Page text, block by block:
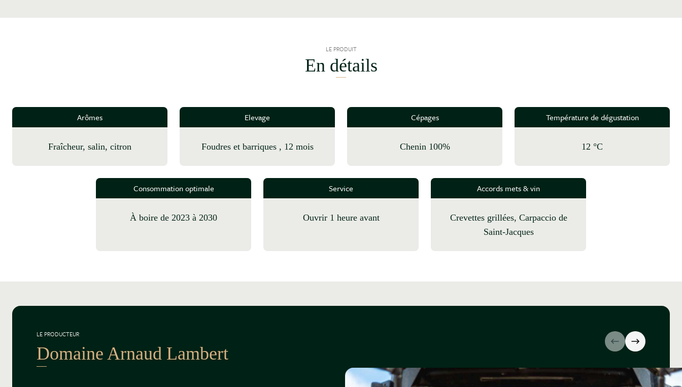
LE PRODUIT
En détails
Arômes
fraîcheur, salin, citron
Elevage
foudres et barriques , 12 mois
Cépages
Chenin 100%
Température de dégustation
12 °C
Consommation optimale
à boire de 2023 à 2030
Service
Ouvrir 1 heure avant
Accords mets & vin
Crevettes grillées, Carpaccio de
Saint-Jacques
LE PRODUCTEUR
Domaine Arnaud Lambert